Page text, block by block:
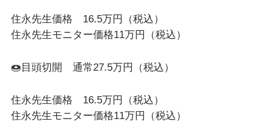
住永先生価格 16.5万円（税込）
住永先生モニター価格11万円（税込）
🍩目頭切開 通常27.5万円（税込）
住永先生価格 16.5万円（税込）
住永先生モニター価格11万円（税込）